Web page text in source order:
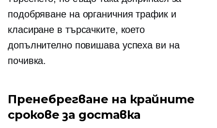
подобряване на органичния трафик и
класиране в търсачките, което
допълнително повишава успеха ви на
почивка.
Пренебрегване на крайните
срокове за доставка